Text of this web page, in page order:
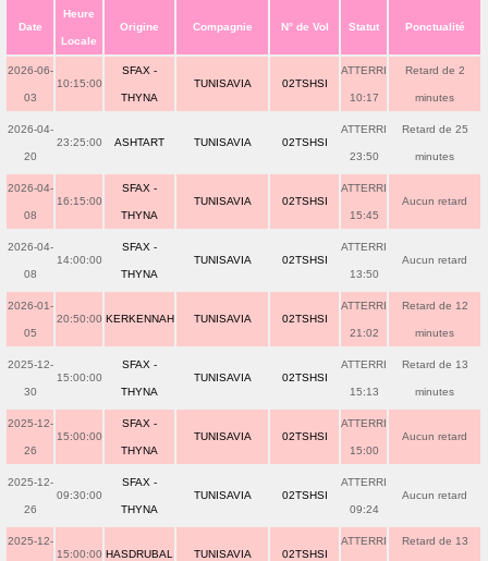
Date
Heure
Locale
Origine Compagnie N° de Vol Statut Ponctualité
2026-06-
03
10:15:00
SFAX -
THYNA
TUNISAVIA 02TSHSI
ATTERRI
10:17
Retard de 2
minutes
2026-04-
20
23:25:00 ASHTART TUNISAVIA 02TSHSI
ATTERRI
23:50
Retard de 25
minutes
2026-04-
08
16:15:00
SFAX -
THYNA
TUNISAVIA 02TSHSI
ATTERRI
15:45
Aucun retard
2026-04-
08
14:00:00
SFAX -
THYNA
TUNISAVIA 02TSHSI
ATTERRI
13:50
Aucun retard
2026-01-
05
20:50:00 KERKENNAH TUNISAVIA 02TSHSI
ATTERRI
21:02
Retard de 12
minutes
2025-12-
30
15:00:00
SFAX -
THYNA
TUNISAVIA 02TSHSI
ATTERRI
15:13
Retard de 13
minutes
2025-12-
26
15:00:00
SFAX -
THYNA
TUNISAVIA 02TSHSI
ATTERRI
15:00
Aucun retard
2025-12-
26
09:30:00
SFAX -
THYNA
TUNISAVIA 02TSHSI
ATTERRI
09:24
Aucun retard
2025-12-
15:00:00 HASDRUBAL TUNISAVIA 02TSHSI
ATTERRI Retard de 13